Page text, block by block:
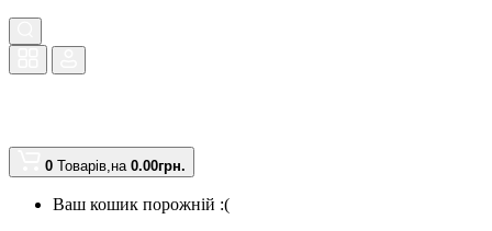
0 Товарів,на 0.00грн.
Ваш кошик порожній :(